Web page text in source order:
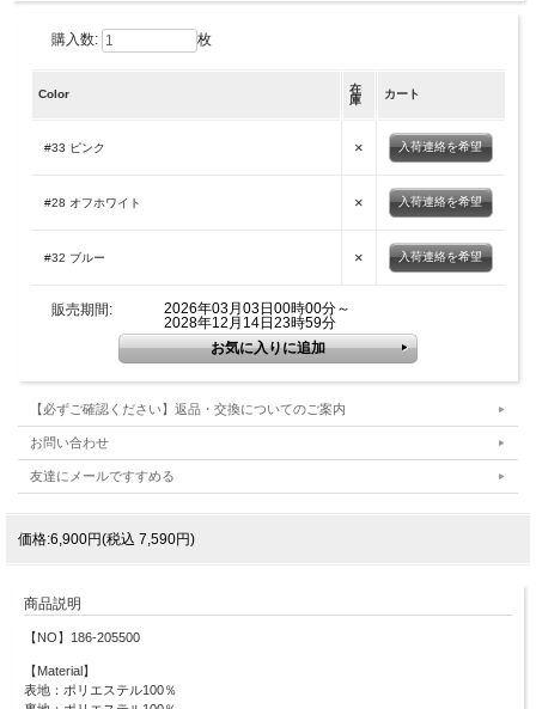
購入数: 枚
Color
在
庫
カート
#33 ピンク × 入荷連絡を希望
#28 オフホワイト × 入荷連絡を希望
#32 ブルー × 入荷連絡を希望
販売期間:
2026年03月03日00時00分～
2028年12月14日23時59分
【必ずご確認ください】返品・交換についてのご案内
お問い合わせ
友達にメールですすめる
価格:6,900円(税込 7,590円)
商品説明
【NO】186-205500
【Material】
表地：ポリエステル100％